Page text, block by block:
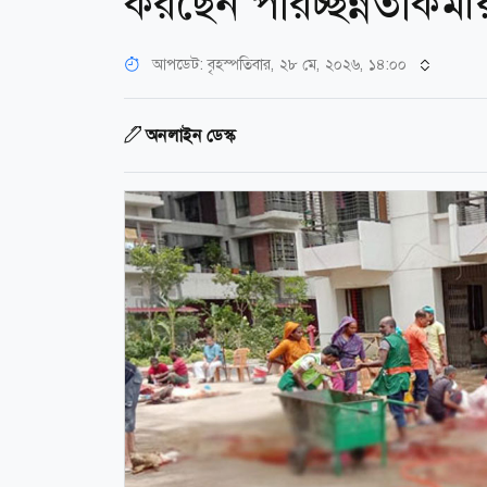
আপডেট: বৃহস্পতিবার, ২৮ মে, ২০২৬, ১৪:০০
অনলাইন ডেস্ক